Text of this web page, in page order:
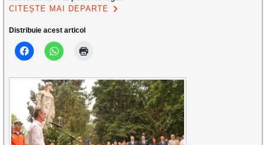
CITEȘTE MAI DEPARTE
Distribuie acest articol